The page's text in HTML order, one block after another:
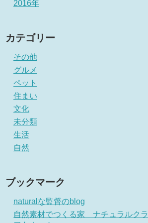
2016年
カテゴリー
その他
グルメ
ペット
住まい
文化
未分類
生活
自然
ブックマーク
naturalな監督のblog
自然素材でつくる家 ナチュラルクラ